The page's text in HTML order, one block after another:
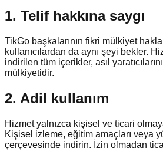
1. Telif hakkına saygı
TikGo başkalarının fikri mülkiyet
kullanıcılardan da aynı şeyi bekler.
indirilen tüm içerikler, asıl
mülkiyetidir.
2. Adil kullanım
Hizmet yalnızca kişisel ve ticari
Kişisel izleme, eğitim amaçları veya
çerçevesinde indirin. İzin olmadan